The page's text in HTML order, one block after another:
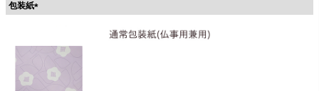
包装紙
須